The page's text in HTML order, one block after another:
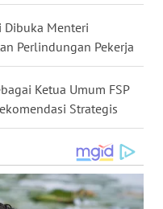
Dibuka Menteri
Perlindungan Pekerja
Ketua Umum FSP
Strategis